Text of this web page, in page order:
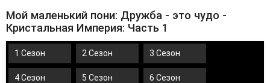
Мой маленький пони: Дружба - это чудо -
Кристальная Империя: Часть 1
1 Сезон 2 Сезон 3 Сезон
4 Сезон 5 Сезон 6 Сезон